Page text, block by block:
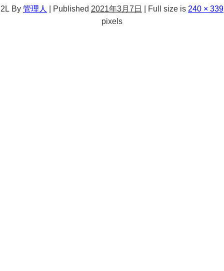
2L By 管理人 Published 2021年3月7日 Full size is 240 × 339
pixels